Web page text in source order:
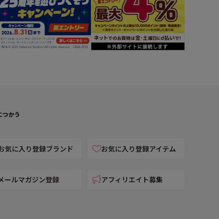
つかう
気に入り登録ブランド お気に入り登録アイテム
ールマガジン登録 アフィリエイト募集